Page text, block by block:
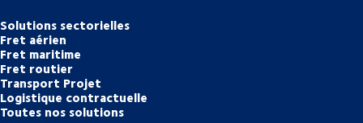
Solutions sectorielles
Fret aérien
Fret maritime
Fret routier
Transport Projet
Logistique contractuelle
Toutes nos solutions